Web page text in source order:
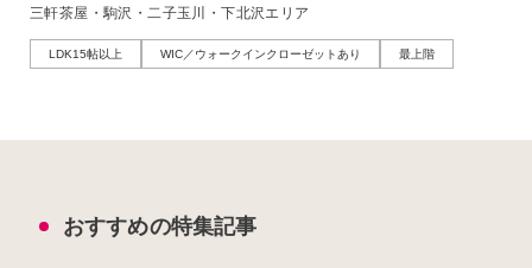
三軒茶屋・駒沢・二子玉川・下北沢エリア
LDK15帖以上 WIC／ウォークインクローゼットあり 最上階
おすすめの特集記事